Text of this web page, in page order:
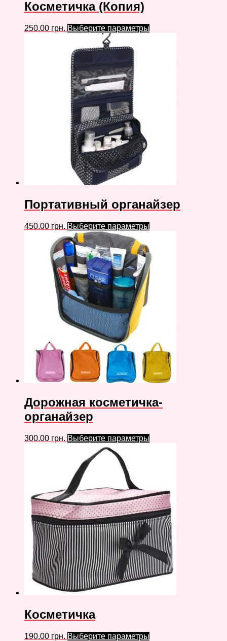
Косметичка (Копия)
250.00 грн. Выберите параметры
Портативный органайзер
450.00 грн. Выберите параметры
Дорожная косметичка-
органайзер
300.00 грн. Выберите параметры
Косметичка
190.00 грн. Выберите параметры